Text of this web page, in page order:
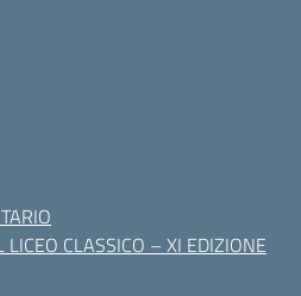
CLASSICO – XI EDIZIONE